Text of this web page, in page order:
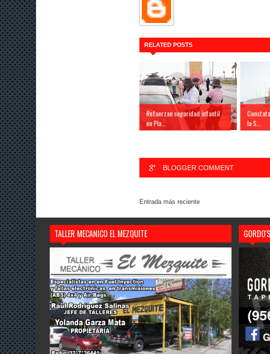
RELATED POSTS
Refuerzan seguridad infantil
en Pla...
la S...
BLOGGER COMMENT
Entrada más reciente
TALLER MECANICO EL MEZQUITE